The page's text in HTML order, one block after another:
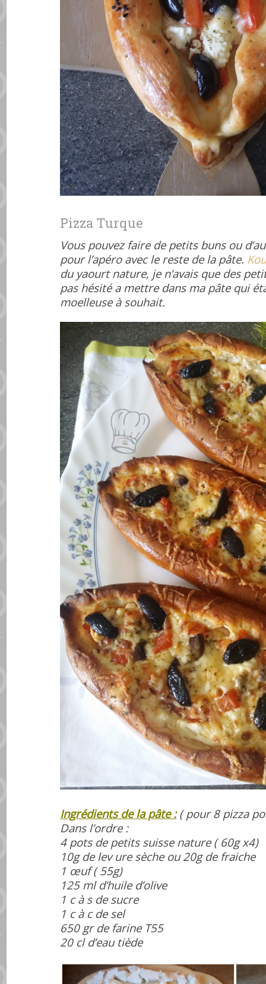
Pizza Turque
Vous pouvez faire de petits buns ou
pour l’apéro avec le reste de la pâte.
du yaourt nature, je n’avais que des
pas hésité a mettre dans ma pâte qui
moelleuse à souhait.
Ingrédients de la pâte :( pour 8 pizza
Dans l’ordre :
4 pots de petits suisse nature ( 60g x4)
10g de lev ure sèche ou 20g de fraiche
1 œuf ( 55g)
125 ml d’huile d’olive
1 c à s de sucre
1 c à c de sel
650 gr de farine T55
20 cl d’eau tiède